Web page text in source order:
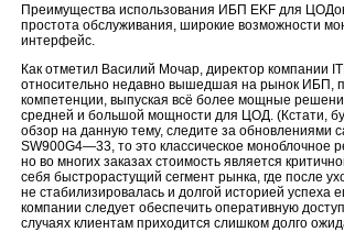
Преимущества использования ИБП EKF для
простота обслуживания, широкие возможности
интерфейс.
Как отметил Василий Мочар, директор компании
относительно недавно вышедшая на рынок ИБП,
компетенции, выпуская всё более мощные
средней и большой мощности для ЦОД. (Кстати,
обзор на данную тему, следите за обновлениями
SW900G4—33, то это классическое моноблочное
но во многих заказах стоимость является
себя быстрорастущий сегмент рынка, где после
не стабилизировалась и долгой историей успеха
компании следует обеспечить оперативную
случаях клиентам приходится слишком долго